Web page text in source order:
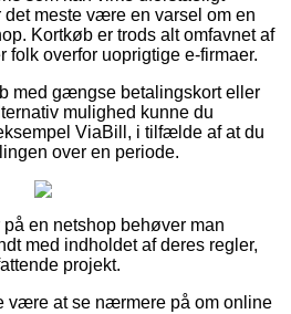
meste være en varsel om en
Kortkøb er trods alt omfavnet af
overfor uoprigtige e-firmaer.
med gængse betalingskort eller
mulighed kunne du
ViaBill, i tilfælde af at du
over en periode.
en netshop behøver man
med indholdet af deres regler,
projekt.
være at se nærmere på om online